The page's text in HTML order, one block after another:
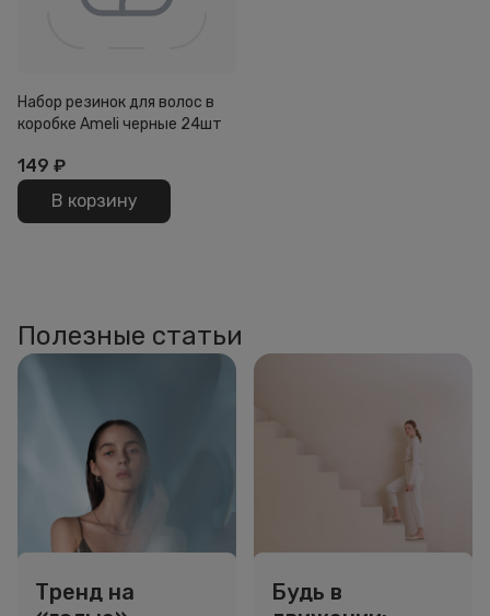
Набор резинок для волос в
коробке Ameli черные 24шт
149 ₽
В корзину
Полезные статьи
Тренд на
Будь в